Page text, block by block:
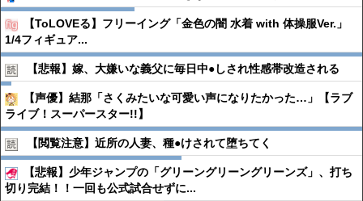
【ToLOVEる】フリーイング「金色の闇 水着 with 体操服Ver.」
1/4フィギュア...
【悲報】嫁、大嫌いな義父に毎日中●︎しされ性感帯改造される
【声優】結那「さくみたいな可愛い声になりたかった…」【ラブ
ライブ！スーパースター!!】
【閲覧注意】近所の人妻、種●︎けされて堕ちてく
【悲報】少年ジャンプの「グリーングリーングリーンズ」、打ち
切り完結！！一回も公式試合せずに...